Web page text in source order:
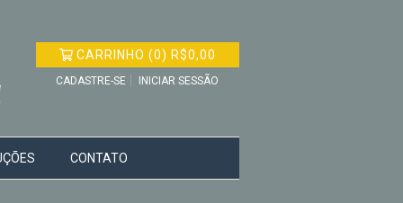
CARRINHO (0) R$0,00
CADASTRE-SE INICIAR SESSÃO
CONTATO